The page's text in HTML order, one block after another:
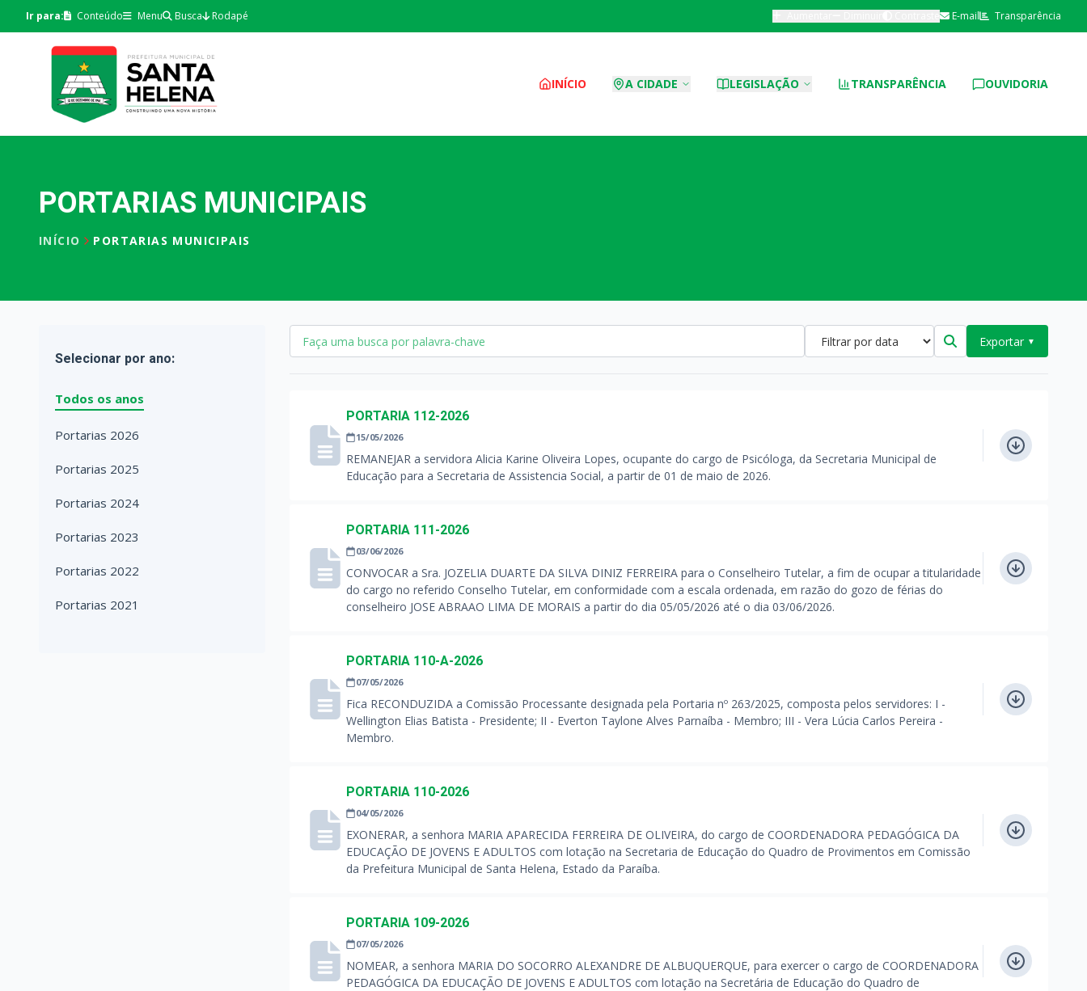
Ir para: Conteúdo Menu Busca Rodapé E-mail Transparência
INÍCIO A CIDADE LEGISLAÇÃO TRANSPARÊNCIA OUVIDORIA
PORTARIAS MUNICIPAIS
INÍCIO PORTARIAS MUNICIPAIS
Selecionar por ano:
Todos os anos
Portarias 2026
Portarias 2025
Portarias 2024
Portarias 2023
Portarias 2022
Portarias 2021
Exportar ▼
PORTARIA 112-2026
15/05/2026
REMANEJAR a servidora Alicia Karine Oliveira Lopes, ocupante do cargo de Psicóloga, da Secretaria Municipal de
Educação para a Secretaria de Assistencia Social, a partir de 01 de maio de 2026.
PORTARIA 111-2026
03/06/2026
CONVOCAR a Sra. JOZELIA DUARTE DA SILVA DINIZ FERREIRA para o Conselheiro Tutelar, a fim de ocupar a titularidade
do cargo no referido Conselho Tutelar, em conformidade com a escala ordenada, em razão do gozo de férias do
conselheiro JOSE ABRAAO LIMA DE MORAIS a partir do dia 05/05/2026 até o dia 03/06/2026.
PORTARIA 110-A-2026
07/05/2026
Fica RECONDUZIDA a Comissão Processante designada pela Portaria nº 263/2025, composta pelos servidores: I -
Wellington Elias Batista - Presidente; II - Everton Taylone Alves Parnaíba - Membro; III - Vera Lúcia Carlos Pereira -
Membro.
PORTARIA 110-2026
04/05/2026
EXONERAR, a senhora MARIA APARECIDA FERREIRA DE OLIVEIRA, do cargo de COORDENADORA PEDAGÓGICA DA
EDUCAÇÃO DE JOVENS E ADULTOS com lotação na Secretaria de Educação do Quadro de Provimentos em Comissão
da Prefeitura Municipal de Santa Helena, Estado da Paraíba.
PORTARIA 109-2026
07/05/2026
NOMEAR, a senhora MARIA DO SOCORRO ALEXANDRE DE ALBUQUERQUE, para exercer o cargo de COORDENADORA
PEDAGÓGICA DA EDUCAÇÃO DE JOVENS E ADULTOS com lotação na Secretária de Educação do Quadro de